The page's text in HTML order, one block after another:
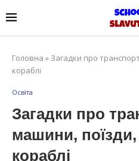
Головна » Загадки про
кораблі
Освіта
Загадки про
машини, поїзди,
кораблі